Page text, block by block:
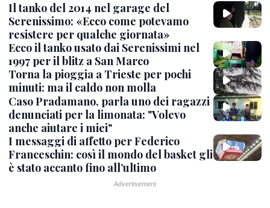
Il tanko del 2014 nel garage del
Serenissimo: «Ecco come potevamo
resistere per qualche giornata»
Ecco il tanko usato dai Serenissimi nel
1997 per il blitz a San Marco
Torna la pioggia a Trieste per pochi
minuti: ma il caldo non molla
Caso Pradamano, parla uno dei ragazzi
denunciati per la limonata: "Volevo
anche aiutare i miei"
I messaggi di affetto per Federico
Franceschin: così il mondo del basket gli
è stato accanto fino all’ultimo